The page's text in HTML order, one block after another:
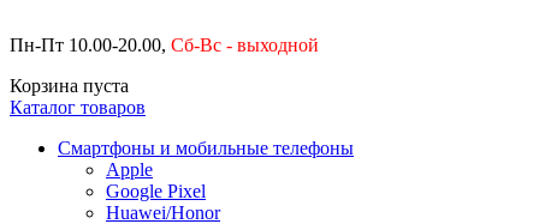
Пн-Пт 10.00-20.00, Сб-Вс - выходной
Корзина пуста
Каталог товаров
Смартфоны и мобильные телефоны
Apple
Google Pixel
Huawei/Honor